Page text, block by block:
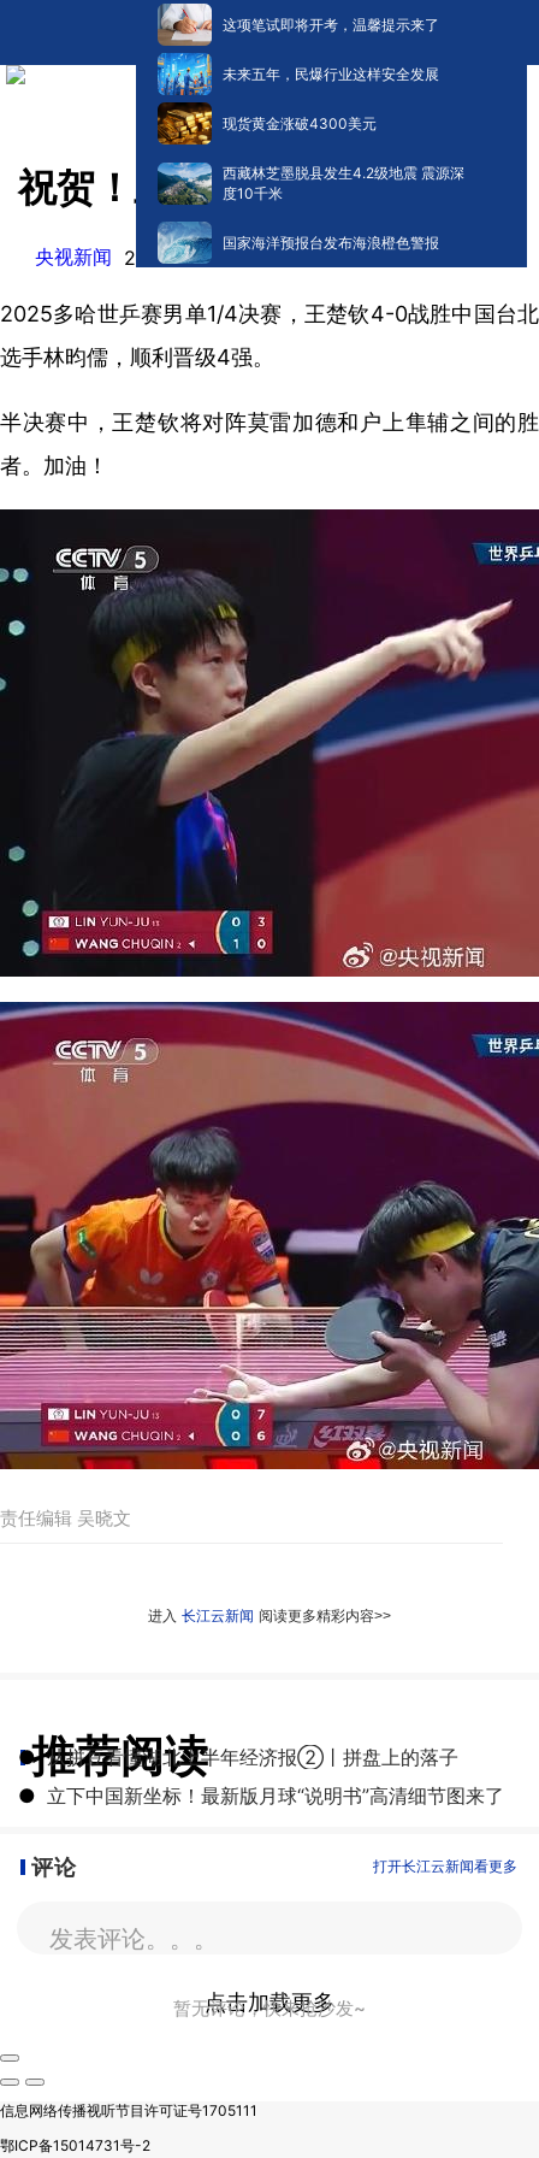
这项笔试即将开考，温馨提示来了
未来五年，民爆行业这样安全发展
现货黄金涨破4300美元
西藏林芝墨脱县发生4.2级地震 震源深
度10千米
国家海洋预报台发布海浪橙色警报
祝贺！王楚钦晋级世乒赛4强
央视新闻 2025-05-24 07:19阅读:0
2025多哈世乒赛男单1/4决赛，王楚钦4-0战胜中国台北
选手林昀儒，顺利晋级4强。
半决赛中，王楚钦将对阵莫雷加德和户上隼辅之间的胜
者。加油！
责任编辑 吴晓文
进入 长江云新闻 阅读更多精彩内容>>
推荐阅读
● 从拼豆看懂湖北上半年经济报②丨拼盘上的落子
● 立下中国新坐标！最新版月球“说明书”高清细节图来了
评论 打开长江云新闻看更多
发表评论。。。
暂无评论，快来抢沙发~
点击加载更多
信息网络传播视听节目许可证号1705111
鄂ICP备15014731号-2